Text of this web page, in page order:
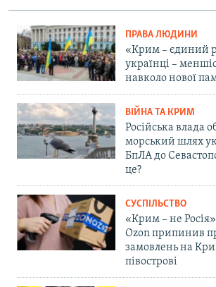
ПРАВА ЛЮДИНИ
«Крим – єдиний
українці –
навколо нової
ВІЙНА ТА КРИМ
Російська влада
морський шлях
БпЛА до
це?
СУСПІЛЬСТВО
«Крим – не
Ozon припинив
замовлень на
півострові